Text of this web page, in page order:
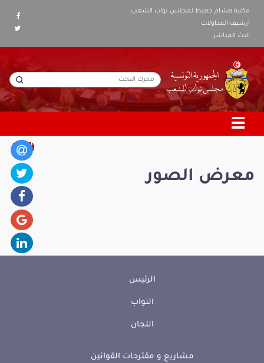
مكتبة هشام جعيّط لمجلس نواب الشعب
أرشيف المداولات
البث المباشر
معرض الصور
الرئيس
النواب
اللجان
مشاريع و مقترحات القوانين